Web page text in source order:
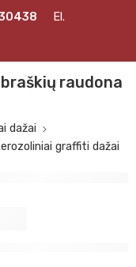
El.
raudona
dažai
graffiti dažai